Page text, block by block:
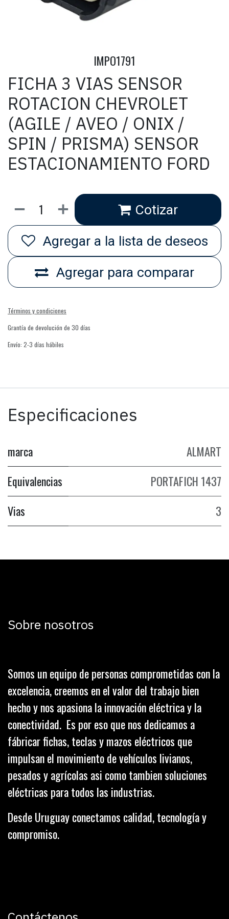
IMPO1791
FICHA 3 VIAS SENSOR
ROTACION CHEVROLET
(AGILE / AVEO / ONIX /
SPIN / PRISMA) SENSOR
ESTACIONAMIENTO FORD
Cotizar
Agregar para comparar
Agregar a la lista de deseos
Términos y condiciones
Grantía de devolución de 30 días
Envío: 2-3 días hábiles
Especificaciones
marca
ALMART
Equivalencias
PORTAFICH 1437
Vias
3
Sobre nosotros
Somos un equipo de personas comprometidas con la
excelencia, creemos en el valor del trabajo bien
hecho y nos apasiona la innovación eléctrica y la
conectividad. Es por eso que nos dedicamos a
fábricar fichas, teclas y mazos eléctricos que
impulsan el movimiento de vehículos livianos,
pesados y agrícolas asi como tambien soluciones
eléctricas para todos las industrias.
Desde Uruguay conectamos calidad, tecnología y
compromiso.